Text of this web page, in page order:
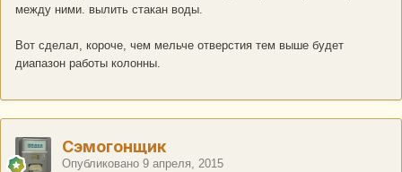
между ними. вылить стакан воды.
Вот сделал, короче, чем мельче отверстия тем выше будет
диапазон работы колонны.
Сэмогонщик
Опубликовано 9 апреля, 2015